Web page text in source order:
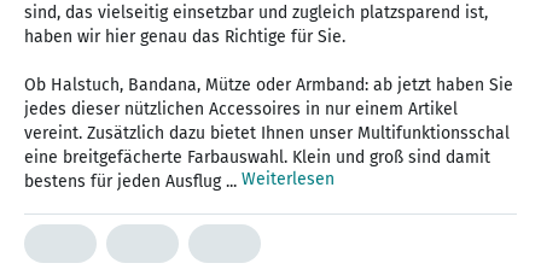
sind, das vielseitig einsetzbar und zugleich platzsparend ist,
haben wir hier genau das Richtige für Sie.
Ob Halstuch, Bandana, Mütze oder Armband: ab jetzt haben Sie
jedes dieser nützlichen Accessoires in nur einem Artikel
vereint. Zusätzlich dazu bietet Ihnen unser Multifunktionsschal
eine breitgefächerte Farbauswahl. Klein und groß sind damit
bestens für jeden Ausflug ... Weiterlesen